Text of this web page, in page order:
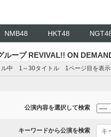
NMB48 HKT48
ループ REVIVAL!! ON
ル中 1～30タイトル 1ページ目を表示
公演内容を選択して検索
キーワードから公演を検索